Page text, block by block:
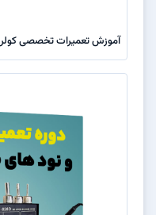
آموزش تعمیرات تخصصی